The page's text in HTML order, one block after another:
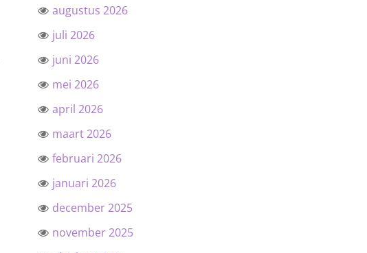
augustus 2026
juli 2026
juni 2026
mei 2026
april 2026
maart 2026
februari 2026
januari 2026
december 2025
november 2025